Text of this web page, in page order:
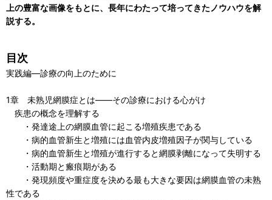
上の豊富な画像をもとに、長年にわたって培ってきたノウハウを解
説する。
目次
実践編―診療の向上のために
1章 未熟児網膜症とは――その診療における心がけ
疾患の概念を理解する
・発達途上の網膜血管に起こる増殖疾患である
・病的血管新生と増殖には血管内皮増殖因子が関与している
・病的血管新生と増殖が進行すると網膜剥離になって失明する
・活動期と瘢痕期がある
・発現頻度や重症度を決める最も大きな要因は網膜血管の未熟
性である